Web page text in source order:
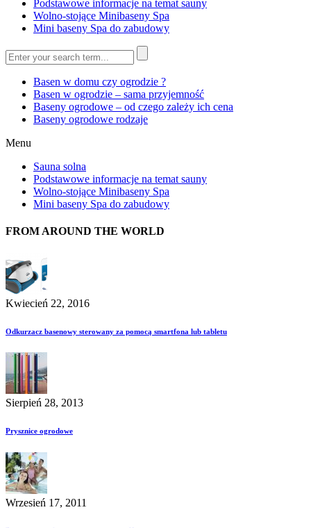
Podstawowe informacje na temat sauny
Wolno-stojące Minibaseny Spa
Mini baseny Spa do zabudowy
Basen w domu czy ogrodzie ?
Basen w ogrodzie – sama przyjemność
Baseny ogrodowe – od czego zależy ich cena
Baseny ogrodowe rodzaje
Menu
Sauna solna
Podstawowe informacje na temat sauny
Wolno-stojące Minibaseny Spa
Mini baseny Spa do zabudowy
FROM AROUND THE WORLD
Kwiecień 22, 2016
Odkurzacz basenowy sterowany za pomocą smartfona lub tabletu
Sierpień 28, 2013
Prysznice ogrodowe
Wrzesień 17, 2011